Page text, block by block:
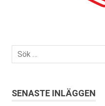
SENASTE INLÄGGEN